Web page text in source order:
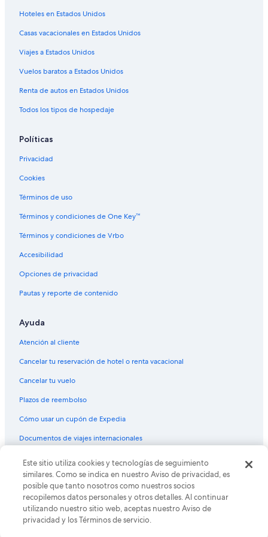
B&B en Balcarce
Hoteles cerca de Plaza Mitre
Apart-Hoteles en Laguna Brava
Hoteles cerca de Torreón del Monje
Hoteles cerca de Playa Varese
Resorts en Quintas El Casal
Hoteles cerca de Estación de tren Mar del Plata
Apart-Hoteles en Sierra de los Padres
Casas de campo en Colonia de Chapadmalal
Hostales en Mar de Cobo
Apartamentos en Los Pinos
Hoteles cerca de Centro cultural Villa Victoria Ocampo
Hoteles en Partido de General Pueyrredón
Cabañas en Mar Azul
Hoteles cerca de Martín Miguel de Güemes
Apart-Hoteles en Mar de Las Pampas
Cabañas en Mar de Las Pampas
Resorts en Mar de Las Pampas
Hoteles 3 estrellas en Punta Mogotes
Hoteles con casino en Punta Mogotes
Hoteles con restaurante en Punta Mogotes
Hoteles en Punta Mogotes
Apart-Hoteles en Miramar
Hoteles en Estados Unidos
Casas vacacionales en Estados Unidos
Viajes a Estados Unidos
Vuelos baratos a Estados Unidos
Renta de autos en Estados Unidos
Todos los tipos de hospedaje
Políticas
Privacidad
Cookies
Términos de uso
Términos y condiciones de One Key™
Términos y condiciones de Vrbo
Accesibilidad
Opciones de privacidad
Pautas y reporte de contenido
Ayuda
Atención al cliente
Cancelar tu reservación de hotel o renta vacacional
Cancelar tu vuelo
Plazos de reembolso
Cómo usar un cupón de Expedia
Documentos de viajes internacionales
© 2026 Expedia, Inc., una empresa de Expedia Group. Todos los
derechos reservados. Expedia y el logo de Expedia son marcas
registradas o marcas comerciales de Expedia, Inc. CST# 2029030-50.
Este sitio utiliza cookies y tecnologías de seguimiento
similares. Como se indica en nuestro Aviso de privacidad, es
posible que tanto nosotros como nuestros socios
recopilemos datos personales y otros detalles. Al continuar
utilizando nuestro sitio web, aceptas nuestro Aviso de
privacidad y los Términos de servicio.